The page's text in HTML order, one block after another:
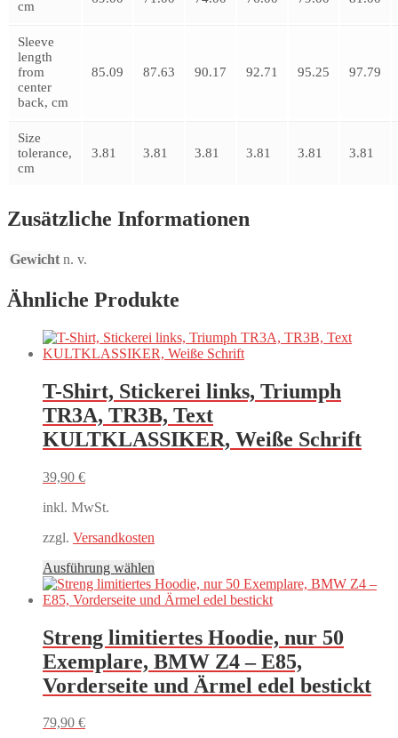
cm
Sleeve
length
from
center
back, cm
85.09 87.63 90.17 92.71 95.25 97.79
Size
tolerance,
cm
3.81 3.81 3.81 3.81 3.81 3.81
Zusätzliche Informationen
Gewicht n. v.
Ähnliche Produkte
T-Shirt, Stickerei links, Triumph
TR3A, TR3B, Text
KULTKLASSIKER, Weiße Schrift
39,90 €
inkl. MwSt.
zzgl. Versandkosten
Ausführung wählen
Produkt
weist
Varianten
auf.
Die
Optionen
können
Streng limitiertes Hoodie, nur 50
Exemplare, BMW Z4 – E85,
Vorderseite und Ärmel edel bestickt
79,90 €